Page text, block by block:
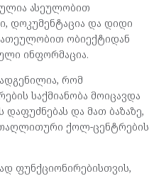
ასეულობით
დოკუმენტაცია და დიდი
ობიექტიდან
ინფორმაცია.
რომ
საქმიანობა მოიცავდა
და მათ ბაზაზე,
თაღლითური ქოლ-ცენტრების
ფუნქციონირებისთვის,